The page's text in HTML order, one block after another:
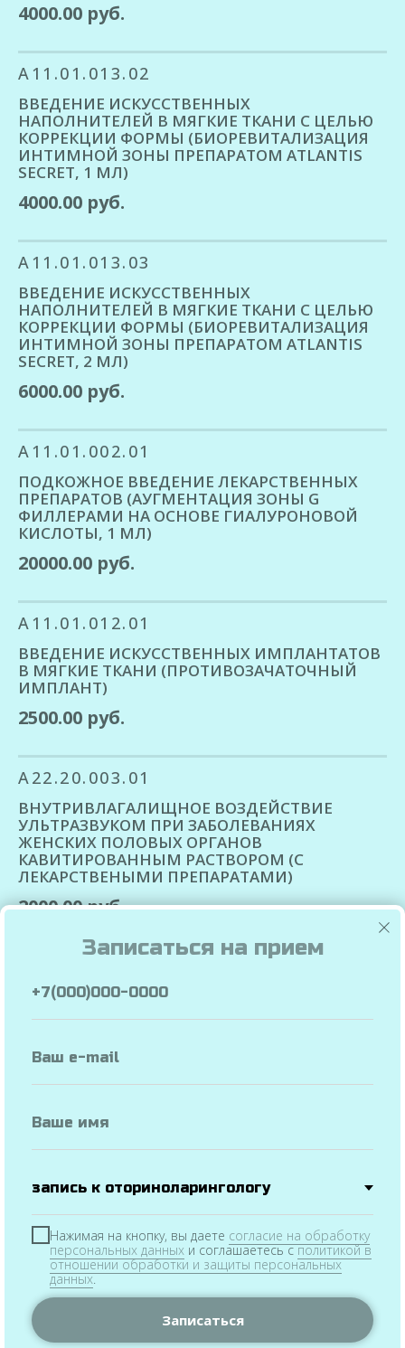
4000.00 руб.
A11.01.013.02
ВВЕДЕНИЕ ИСКУССТВЕННЫХ
НАПОЛНИТЕЛЕЙ В МЯГКИЕ ТКАНИ С ЦЕЛЬЮ
КОРРЕКЦИИ ФОРМЫ (БИОРЕВИТАЛИЗАЦИЯ
ИНТИМНОЙ ЗОНЫ ПРЕПАРАТОМ ATLANTIS
SECRET, 1 МЛ)
4000.00 руб.
A11.01.013.03
ВВЕДЕНИЕ ИСКУССТВЕННЫХ
НАПОЛНИТЕЛЕЙ В МЯГКИЕ ТКАНИ С ЦЕЛЬЮ
КОРРЕКЦИИ ФОРМЫ (БИОРЕВИТАЛИЗАЦИЯ
ИНТИМНОЙ ЗОНЫ ПРЕПАРАТОМ ATLANTIS
SECRET, 2 МЛ)
6000.00 руб.
A11.01.002.01
ПОДКОЖНОЕ ВВЕДЕНИЕ ЛЕКАРСТВЕННЫХ
ПРЕПАРАТОВ (АУГМЕНТАЦИЯ ЗОНЫ G
ФИЛЛЕРАМИ НА ОСНОВЕ ГИАЛУРОНОВОЙ
КИСЛОТЫ, 1 МЛ)
20000.00 руб.
A11.01.012.01
ВВЕДЕНИЕ ИСКУССТВЕННЫХ ИМПЛАНТАТОВ
В МЯГКИЕ ТКАНИ (ПРОТИВОЗАЧАТОЧНЫЙ
ИМПЛАНТ)
2500.00 руб.
A22.20.003.01
ВНУТРИВЛАГАЛИЩНОЕ ВОЗДЕЙСТВИЕ
УЛЬТРАЗВУКОМ ПРИ ЗАБОЛЕВАНИЯХ
ЖЕНСКИХ ПОЛОВЫХ ОРГАНОВ
КАВИТИРОВАННЫМ РАСТВОРОМ (С
ЛЕКАРСТВЕНЫМИ ПРЕПАРАТАМИ)
2000.00 руб.
УДАЛЕНИЕ ВНУТРИМАТОЧНОЙ СПИРАЛИ
1200.00 руб.
Записаться на прием
Записаться на прием
Нажимая на кнопку, вы даете согласие на обработку
персональных данных и соглашаетесь cполитикой в
отношении обработки и защиты персональных
данных.
Записаться
Услуги и цены
Официальная